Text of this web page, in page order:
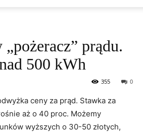
prądu.
500 kWh
0
355
ceny za prąd. Stawka za
aż o 40 proc. Możemy
wyższych o 30-50 złotych,